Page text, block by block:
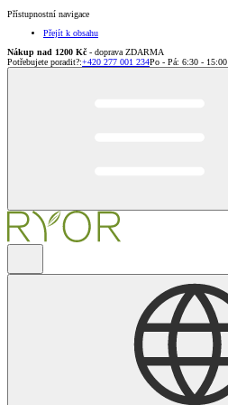
Přístupnostní navigace
Přejít k obsahu
Nákup nad 1200 Kč - doprava ZDARMA
Potřebujete poradit?:+420 277 001 234Po - Pá: 6:30 - 15:00